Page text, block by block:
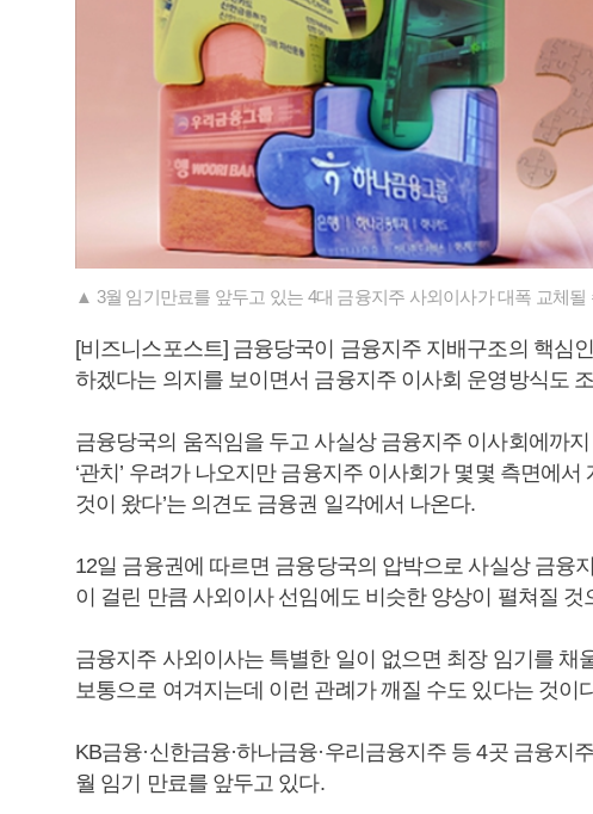
▲ 3월 임기만료를 앞두고 있는 4대 금융지주 사외이사가 대폭 교체될
[비즈니스포스트] 금융당국이 금융지주 지배구조의 핵심
하겠다는 의지를 보이면서 금융지주 이사회 운영방식도
금융당국의 움직임을 두고 사실상 금융지주 이사회에까
‘관치’ 우려가 나오지만 금융지주 이사회가 몇몇 측면에
것이 왔다’는 의견도 금융권 일각에서 나온다.
12일 금융권에 따르면 금융당국의 압박으로 사실상 금융
이 걸린 만큼 사외이사 선임에도 비슷한 양상이 펼쳐질 것
금융지주 사외이사는 특별한 일이 없으면 최장 임기를 채
보통으로 여겨지는데 이런 관례가 깨질 수도 있다는 것이
KB금융·신한금융·하나금융·우리금융지주 등 4곳 금융지
월 임기 만료를 앞두고 있다.